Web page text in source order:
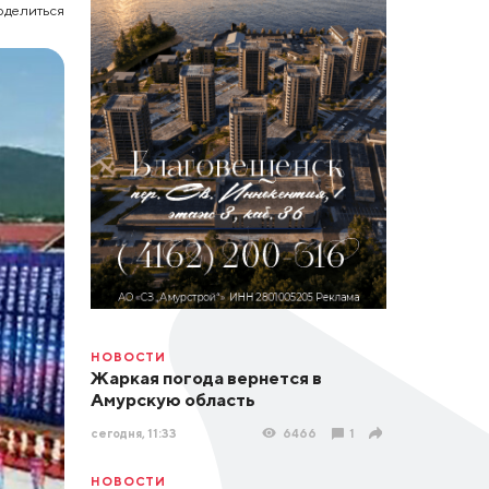
НОВОСТИ
Жаркая погода вернется в
Амурскую область
сегодня, 11:33 6466 1
НОВОСТИ